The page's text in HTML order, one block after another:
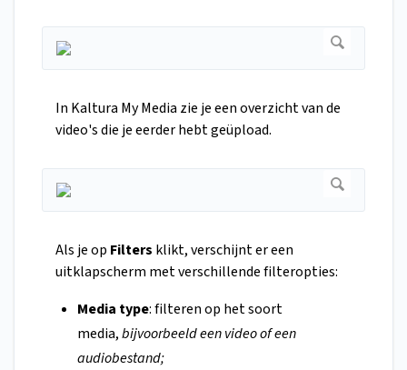
In Kaltura My Media zie je een overzicht van de
video's die je eerder hebt geüpload.
Als je op Filters klikt, verschijnt er een
uitklapscherm met verschillende filteropties:
Media type: filteren op het soort
media,bijvoorbeeld een video of een
audiobestand;